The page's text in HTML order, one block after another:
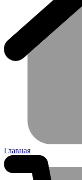
Главная